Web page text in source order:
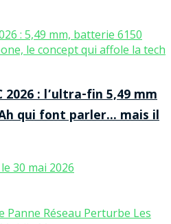
2026 : l’ultra-fin 5,49 mm
qui font parler… mais il
30 mai 2026